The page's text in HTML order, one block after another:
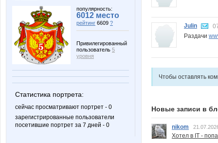
популярность:
6012 место
рейтинг 6609 ?
Привилегированный
пользователь 5
уровня
Статистика портрета:
сейчас просматривают портрет - 0
зарегистрированные пользователи
посетившие портрет за 7 дней - 0
Julin
Раздачи
Чтобы оставлять
Новые записи в
nikom
Хотел в IT -